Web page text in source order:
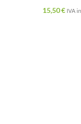
15,50€ IVA